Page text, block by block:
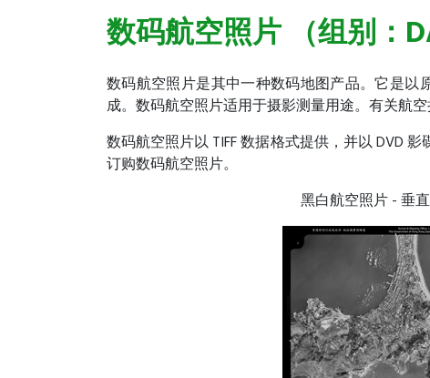
数码航空照片 （组别：
数码航空照片是其中一种数码地图产品。它是以
成。数码航空照片适用于摄影测量用途。有关航
数码航空照片以 TIFF 数据格式提供，并以 DVD
订购数码航空照片。
黑白航空照片 - 垂直